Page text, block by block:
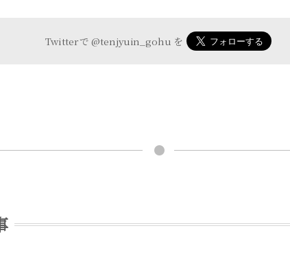
Twitter で@tenjyuin_gohu を